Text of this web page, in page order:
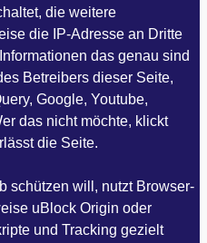
die weitere
die IP-Adresse an Dritte
das genau sind
Betreibers dieser Seite,
Google, Youtube,
das nicht möchte, klickt
die Seite.
schützen will, nutzt Browser-
uBlock Origin oder
und Tracking gezielt